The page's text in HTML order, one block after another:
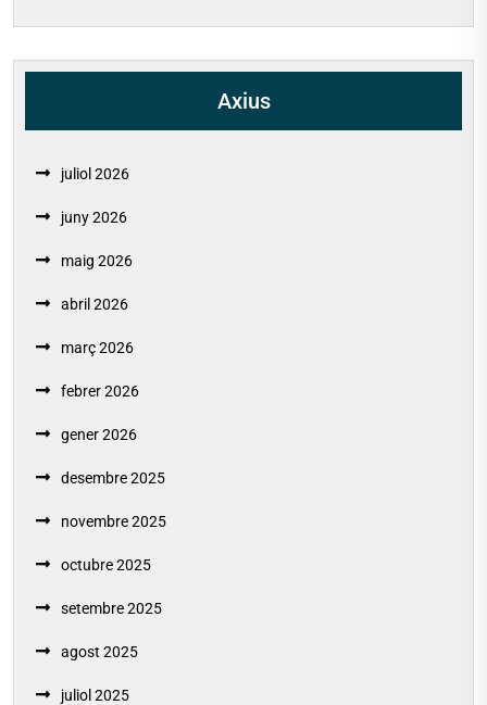
Axius
juliol 2026
juny 2026
maig 2026
abril 2026
març 2026
febrer 2026
gener 2026
desembre 2025
novembre 2025
octubre 2025
setembre 2025
agost 2025
juliol 2025